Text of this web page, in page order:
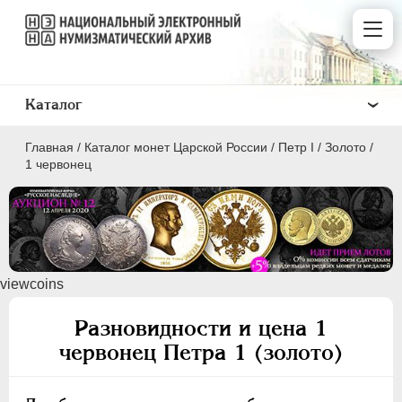
Главная / Каталог монет Царской России / Пeтр I / Золото /
1 червонец
viewcoins
Разновидности и цена 1
червонец Петра 1 (золото)
Каталог
ПEТР I 1699 - 1725
Золото
2 рубля
1 червонец